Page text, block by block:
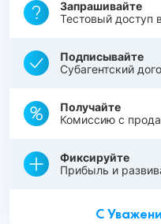
Запрашивайте
Тестовый доступ
Подписывайте
Субагентский
Получайте
Комиссию с
Фиксируйте
Прибыль и
С